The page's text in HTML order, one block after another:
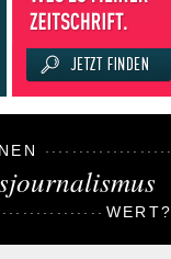
WERT?